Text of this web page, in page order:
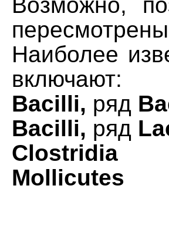
Наиболее
включают:
Bacilli, ряд
Bacilli, ряд
Clostridia
Mollicutes